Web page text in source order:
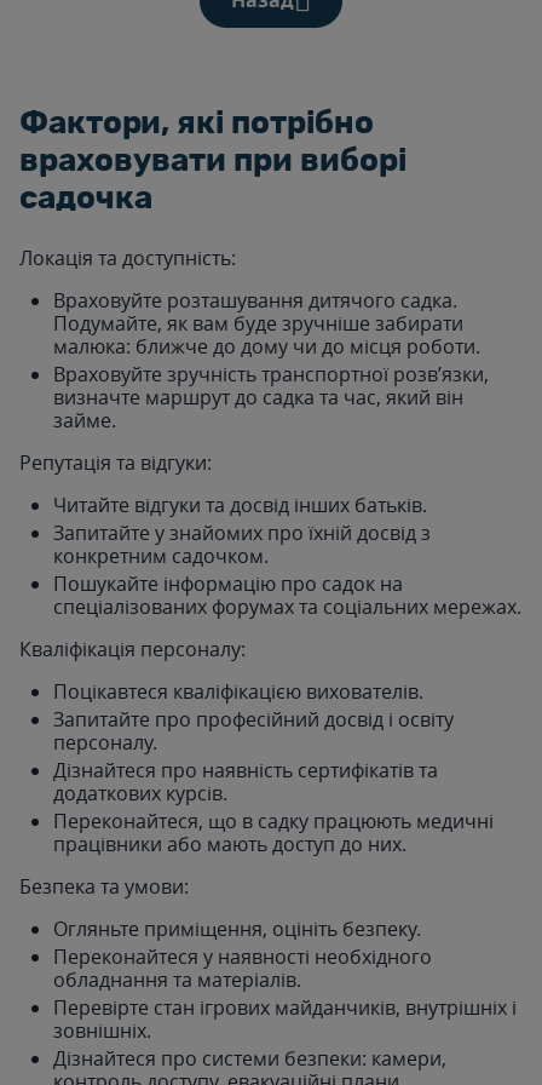
Фактори, які потрібно
враховувати при виборі
садочка
Локація та доступність:
Враховуйте розташування дитячого садка.
Подумайте, як вам буде зручніше забирати
малюка: ближче до дому чи до місця роботи.
Враховуйте зручність транспортної розв’язки,
визначте маршрут до садка та час, який він
займе.
Репутація та відгуки:
Читайте відгуки та досвід інших батьків.
Запитайте у знайомих про їхній досвід з
конкретним садочком.
Пошукайте інформацію про садок на
спеціалізованих форумах та соціальних мережах.
Кваліфікація персоналу:
Поцікавтеся кваліфікацією вихователів.
Запитайте про професійний досвід і освіту
персоналу.
Дізнайтеся про наявність сертифікатів та
додаткових курсів.
Переконайтеся, що в садку працюють медичні
працівники або мають доступ до них.
Безпека та умови:
Огляньте приміщення, оцініть безпеку.
Переконайтеся у наявності необхідного
обладнання та матеріалів.
Перевірте стан ігрових майданчиків, внутрішніх і
зовнішніх.
Дізнайтеся про системи безпеки: камери,